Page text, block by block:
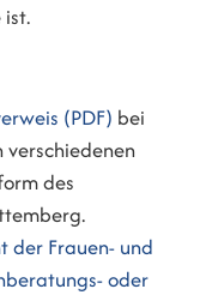
(PDF) bei
verschiedenen
des
der Frauen- und
oder